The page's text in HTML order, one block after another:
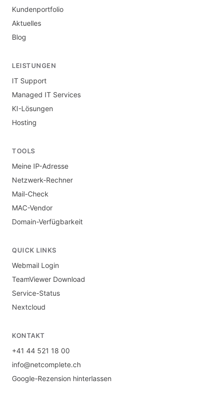
Kundenportfolio
Aktuelles
Blog
LEISTUNGEN
IT Support
Managed IT Services
KI-Lösungen
Hosting
TOOLS
Meine IP-Adresse
Netzwerk-Rechner
Mail-Check
MAC-Vendor
Domain-Verfügbarkeit
QUICK LINKS
Webmail Login
TeamViewer Download
Service-Status
Nextcloud
KONTAKT
+41 44 521 18 00
info@netcomplete.ch
Google-Rezension hinterlassen